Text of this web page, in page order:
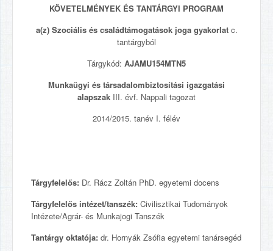
KÖVETELMÉNYEK ÉS TANTÁRGYI PROGRAM
a(z) Szociális és családtámogatások joga gyakorlat c.
tantárgyból
Tárgykód: AJAMU154MTN5
Munkaügyi és társadalombiztosítási igazgatási
alapszak III. évf. Nappali tagozat
2014/2015. tanév I. félév
Tárgyfelelős: Dr. Rácz Zoltán PhD. egyetemi docens
Tárgyfelelős intézet/tanszék: Civilisztikai Tudományok
Intézete/Agrár- és Munkajogi Tanszék
Tantárgy oktatója: dr. Hornyák Zsófia egyetemi tanársegéd